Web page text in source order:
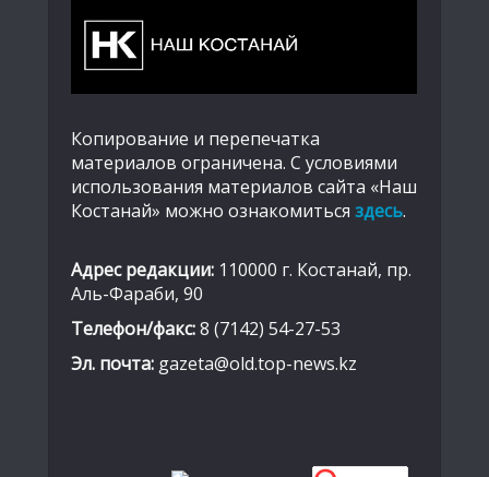
Копирование и перепечатка
материалов ограничена. С условиями
использования материалов сайта «Наш
Костанай» можно ознакомиться здесь.
Адрес редакции: 110000 г. Костанай, пр.
Аль-Фараби, 90
Телефон/факс:8 (7142) 54-27-53
Эл. почта: gazeta@old.top-news.kz